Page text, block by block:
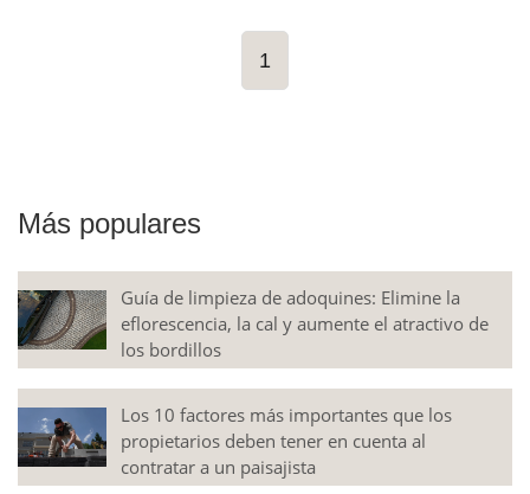
1
Más populares
Guía de limpieza de adoquines: Elimine la
eflorescencia, la cal y aumente el atractivo de
los bordillos
Los 10 factores más importantes que los
propietarios deben tener en cuenta al
contratar a un paisajista